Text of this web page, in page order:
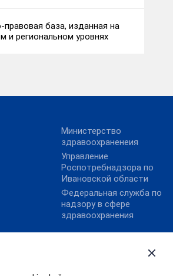
база, изданная на
и региональном уровнях
Министерство
здравоохраненеия
Управление
Роспотребнадзора по
Ивановской области
Федеральная служба по
надзору в сфере
здравоохранения